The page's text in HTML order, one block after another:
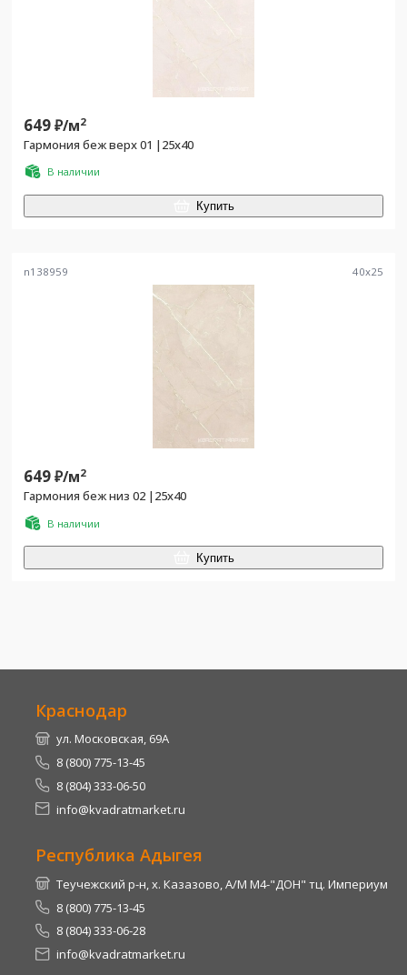
649₽/м2
Гармония беж верх 01 |25x40
В наличии
Купить
n138959 40x25
649₽/м2
Гармония беж низ 02 |25x40
В наличии
Купить
Краснодар
ул. Московская, 69А
8 (800) 775-13-45
8 (804) 333-06-50
info@kvadratmarket.ru
Республика Адыгея
Теучежский р-н, х. Казазово, А/М М4-"ДОН" тц. Империум
8 (800) 775-13-45
8 (804) 333-06-28
info@kvadratmarket.ru